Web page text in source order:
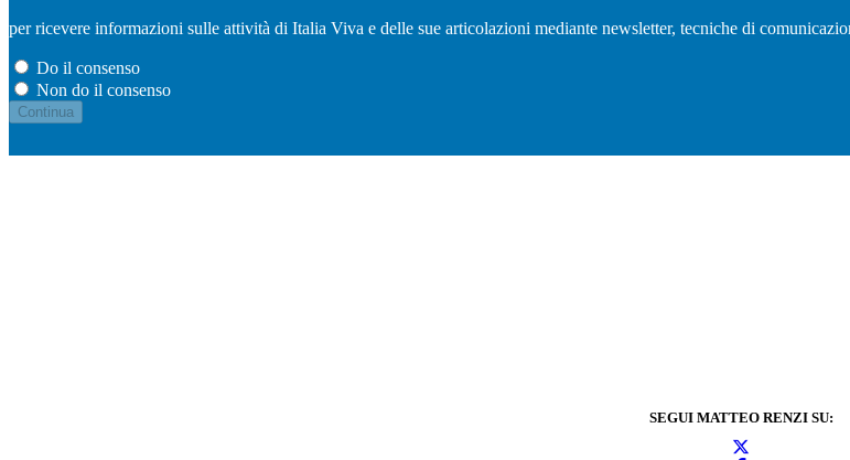
per ricevere informazioni sulle attività di Italia Viva e delle sue articolazioni mediante newsletter, tecniche di
Do il consenso
Non do il consenso
SEGUI MATTEO RENZI SU: